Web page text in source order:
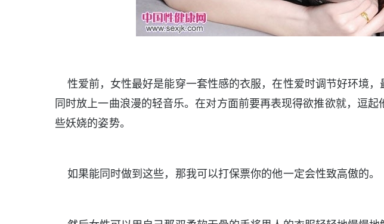
性爱前，女性最好是能穿一套性感的衣服，在性爱时调节好环境，
同时放上一曲浪漫的轻音乐。在对方面前要再表现得欲推欲就，逗
些妖娆的姿势。
如果能同时做到这些，那我可以打保票你的他一定会性致高傲的。